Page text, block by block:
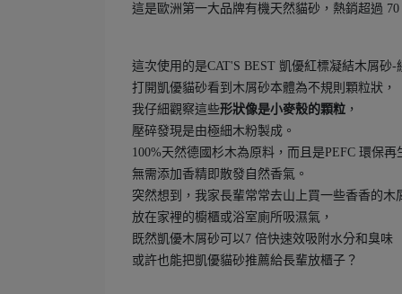
這是歐洲第一大品牌有機天然貓砂，熱銷超過
這次使用的是CAT'S BEST 凱優紅標凝結木屑砂-
打開凱優貓砂看到木屑砂本體為不規則顆粒狀，
我仔細觀察這些形狀像是小麥殼的顆粒 ，
壓碎發現是由極細木粉製成。
100%天然德國杉木為原料，而且是PEFC 環保再
無需添加香精即散發自然香氣。
突然想到，我家長輩常常去山上買一些香香的木
放在家裡的櫥櫃或浴室廁所吸濕氣，
既然凱優木屑砂可以7 倍快速效吸附水分和臭味
或許也能把凱優貓砂推薦給長輩放櫃子？